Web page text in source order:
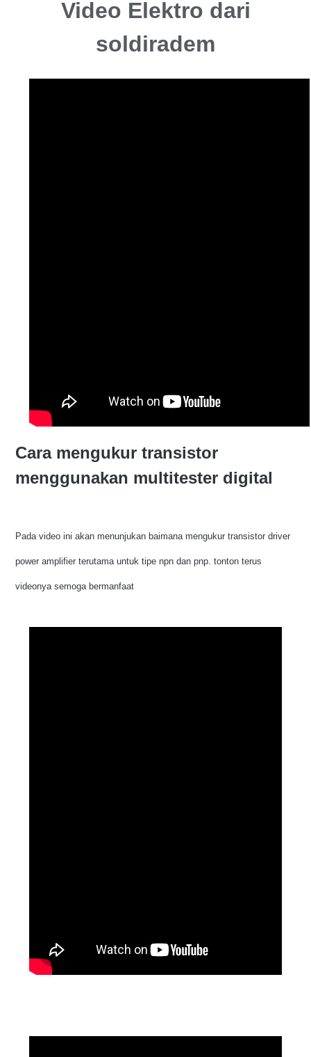
Video Elektro dari
soldiradem
Cara mengukur transistor
menggunakan multitester digital
Pada video ini akan menunjukan baimana mengukur transistor driver
power amplifier terutama untuk tipe npn dan pnp. tonton terus
videonya semoga bermanfaat